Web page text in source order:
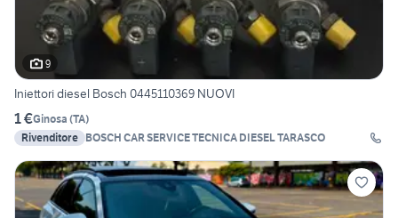
9
Iniettori diesel Bosch 0445110369 NUOVI
1 €Ginosa (TA)
Rivenditore BOSCH CAR SERVICE TECNICA DIESEL TARASCO